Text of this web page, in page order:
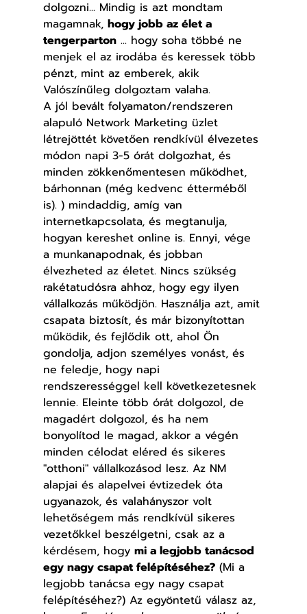
dolgozni... Mindig is azt mondtam
magamnak, hogy jobb az élet a
tengerparton ... hogy soha többé ne
menjek el az irodába és keressek több
pénzt, mint az emberek, akik
Valószínűleg dolgoztam valaha.
A jól bevált folyamaton/rendszeren
alapuló Network Marketing üzlet
létrejöttét követően rendkívül élvezetes
módon napi 3-5 órát dolgozhat, és
minden zökkenőmentesen működhet,
bárhonnan (még kedvenc étterméből
is). ) mindaddig, amíg van
internetkapcsolata, és megtanulja,
hogyan kereshet online is. Ennyi, vége
a munkanapodnak, és jobban
élvezheted az életet. Nincs szükség
rakétatudósra ahhoz, hogy egy ilyen
vállalkozás működjön. Használja azt, amit
csapata biztosít, és már bizonyítottan
működik, és fejlődik ott, ahol Ön
gondolja, adjon személyes vonást, és
ne feledje, hogy napi
rendszerességgel kell következetesnek
lennie. Eleinte több órát dolgozol, de
magadért dolgozol, és ha nem
bonyolítod le magad, akkor a végén
minden célodat eléred és sikeres
"otthoni" vállalkozásod lesz. Az NM
alapjai és alapelvei évtizedek óta
ugyanazok, és valahányszor volt
lehetőségem más rendkívül sikeres
vezetőkkel beszélgetni, csak az a
kérdésem, hogy mi a legjobb tanácsod
egy nagy csapat felépítéséhez? (Mi a
legjobb tanácsa egy nagy csapat
felépítéséhez?) Az egyöntetű válasz az,